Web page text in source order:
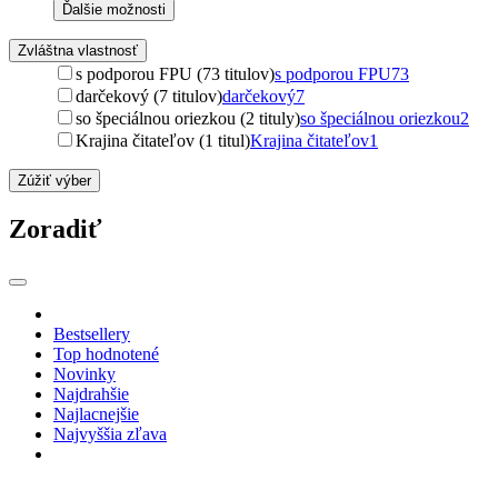
Ďalšie možnosti
Zvláštna vlastnosť
s podporou FPU (73 titulov)s podporou FPU73
darčekový (7 titulov)darčekový7
so špeciálnou oriezkou (2 tituly)so špeciálnou oriezkou2
Krajina čitateľov (1 titul)Krajina čitateľov1
Zúžiť výber
Zoradiť
Bestsellery
Top hodnotené
Novinky
Najdrahšie
Najlacnejšie
Najvyššia zľava